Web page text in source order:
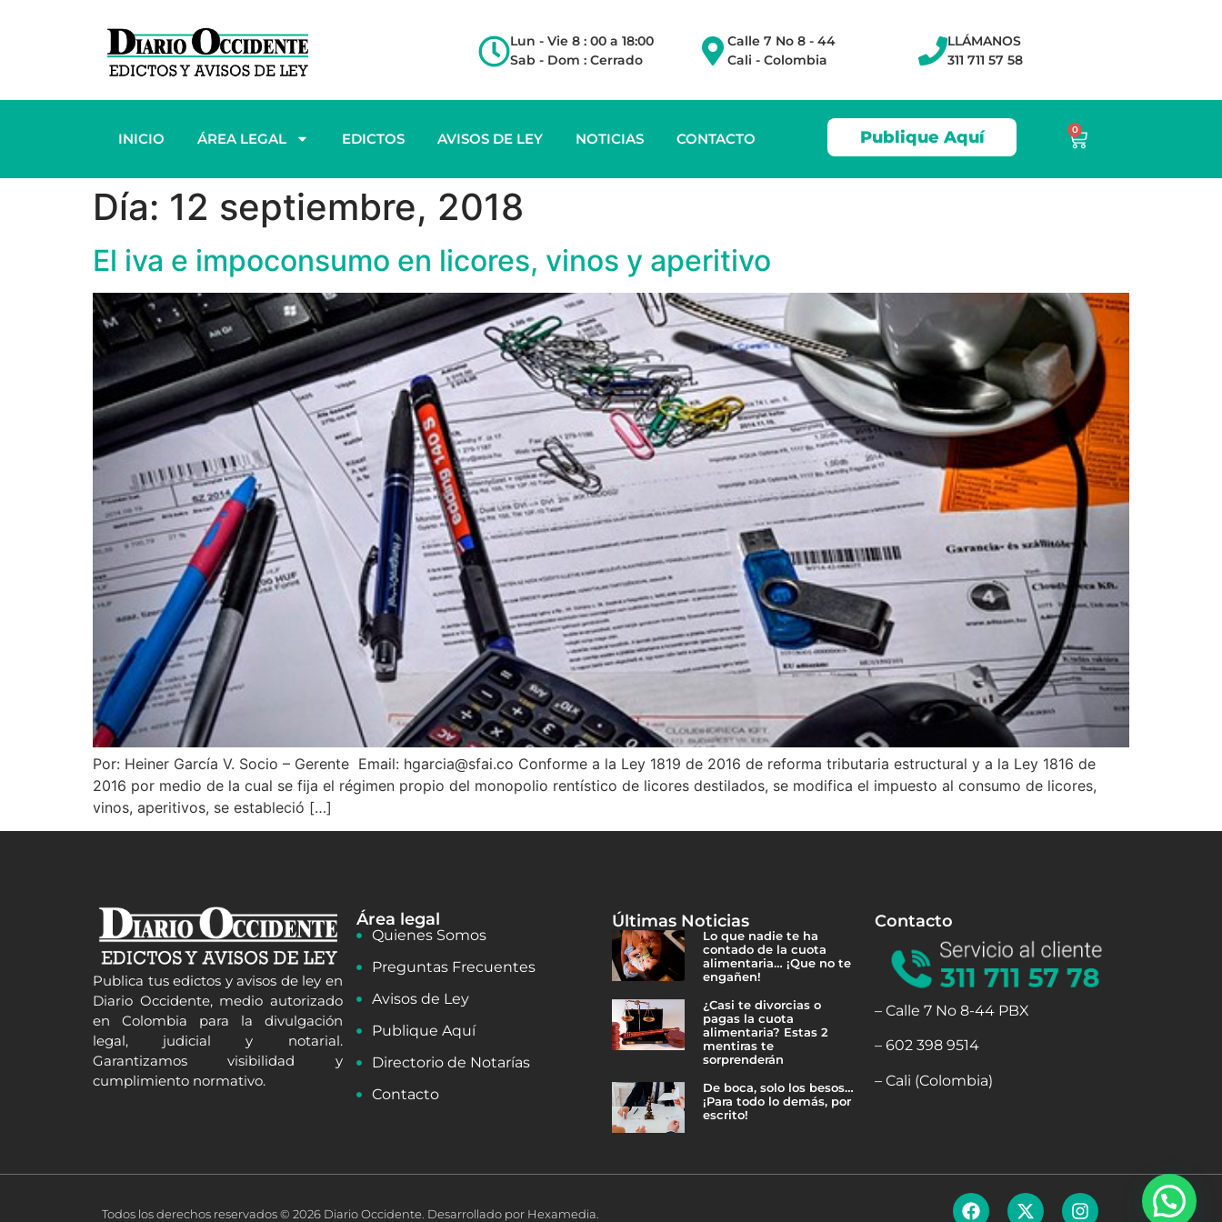
Lun - Vie 8 : 00 a 18:00
Sab - Dom : Cerrado
Calle 7 No 8 - 44
Cali - Colombia
LLÁMANOS
311 711 57 58
INICIO ÁREA LEGAL EDICTOS AVISOS DE LEY NOTICIAS CONTACTO Publique Aquí 0
Día: 12 septiembre, 2018
El iva e impoconsumo en licores, vinos y aperitivo
Por: Heiner García V. Socio – Gerente Email: hgarcia@sfai.co Conforme a la Ley 1819 de 2016 de reforma tributaria estructural y a la Ley 1816 de
2016 por medio de la cual se fija el régimen propio del monopolio rentístico de licores destilados, se modifica el impuesto al consumo de licores,
vinos, aperitivos, se estableció […]
Publica tus edictos y avisos de ley en
Diario Occidente, medio autorizado
en Colombia para la divulgación
legal, judicial y notarial.
Garantizamos visibilidad y
cumplimiento normativo.
Área legal
Quienes Somos
Preguntas Frecuentes
Avisos de Ley
Publique Aquí
Directorio de Notarías
Contacto
Últimas Noticias
Lo que nadie te ha
contado de la cuota
alimentaria… ¡Que no te
engañen!
¿Casi te divorcias o
pagas la cuota
alimentaria? Estas 2
mentiras te
sorprenderán
De boca, solo los besos…
¡Para todo lo demás, por
escrito!
Contacto
– Calle 7 No 8-44 PBX
– 602 398 9514
– Cali (Colombia)
Todos los derechos reservados © 2026 Diario Occidente. Desarrollado por Hexamedia.